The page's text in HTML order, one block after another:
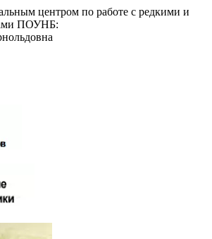
центром по работе с редкими и
ПОУНБ: